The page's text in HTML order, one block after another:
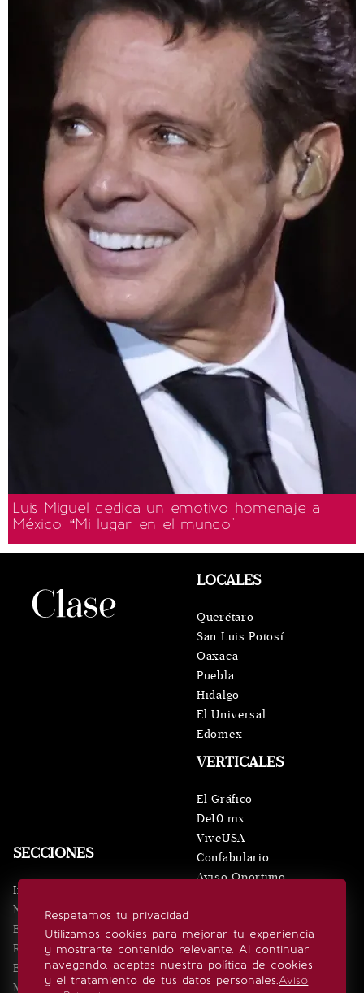
Luis Miguel dedica un emotivo homenaje a
México: “Mi lugar en el mundo"
Respetamos tu privacidad
Utilizamos cookies para mejorar tu experiencia
y mostrarte contenido relevante. Al continuar
navegando, aceptas nuestra política de cookies
y el tratamiento de tus datos personales.Aviso
SECCIONES
Inicio
Noticias
Eventos
Realeza
Estilo de vida
Minuto x Minuto
VERTICALES
El Gráfico
De10.mx
ViveUSA
Confabulario
Aviso Oportuno
LOCALES
Querétaro
San Luis Potosí
Oaxaca
Puebla
Hidalgo
El Universal
Edomex
SÍGUENOS